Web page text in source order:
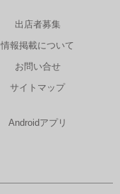
出店者募集
情報掲載について
お問い合せ
サイトマップ
Androidアプリ